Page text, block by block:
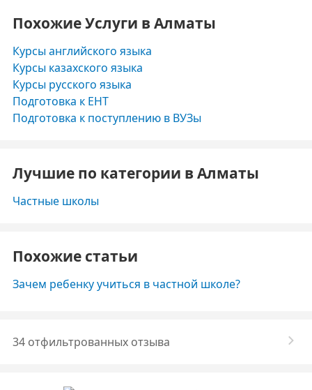
Похожие Услуги в Алматы
Курсы английского языка
Курсы казахского языка
Курсы русского языка
Подготовка к ЕНТ
Подготовка к поступлению в ВУЗы
Лучшие по категории в Алматы
Частные школы
Похожие статьи
Зачем ребенку учиться в частной школе?
34 отфильтрованных отзыва